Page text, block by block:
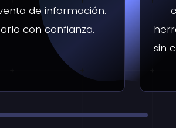
de información.
con confianza.
sin